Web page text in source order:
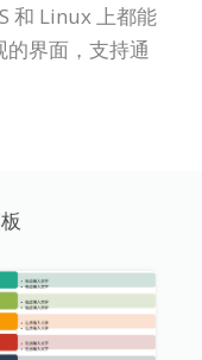
和 Linux 上都能
界面，支持通